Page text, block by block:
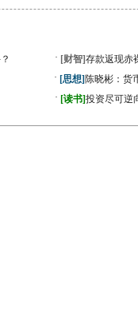
· [财智]存款返现赤
· [思想] 陈晓彬：货
· [读书]投资尽可逆